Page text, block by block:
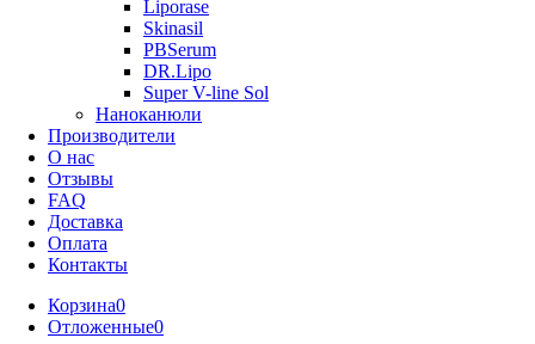
Liporase
Skinasil
PBSerum
DR.Lipo
Super V-line Sol
Наноканюли
Производители
О нас
Отзывы
FAQ
Доставка
Оплата
Контакты
Корзина0
Отложенные0